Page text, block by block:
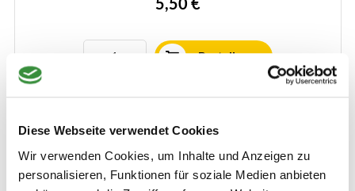
Diese Webseite verwendet Cookies
Wir verwenden Cookies, um Inhalte und Anzeigen zu
personalisieren, Funktionen für soziale Medien anbieten
Käseplatte ist. Dieser Käse wiegt 225 Gramm pro Stück.
Bestellen